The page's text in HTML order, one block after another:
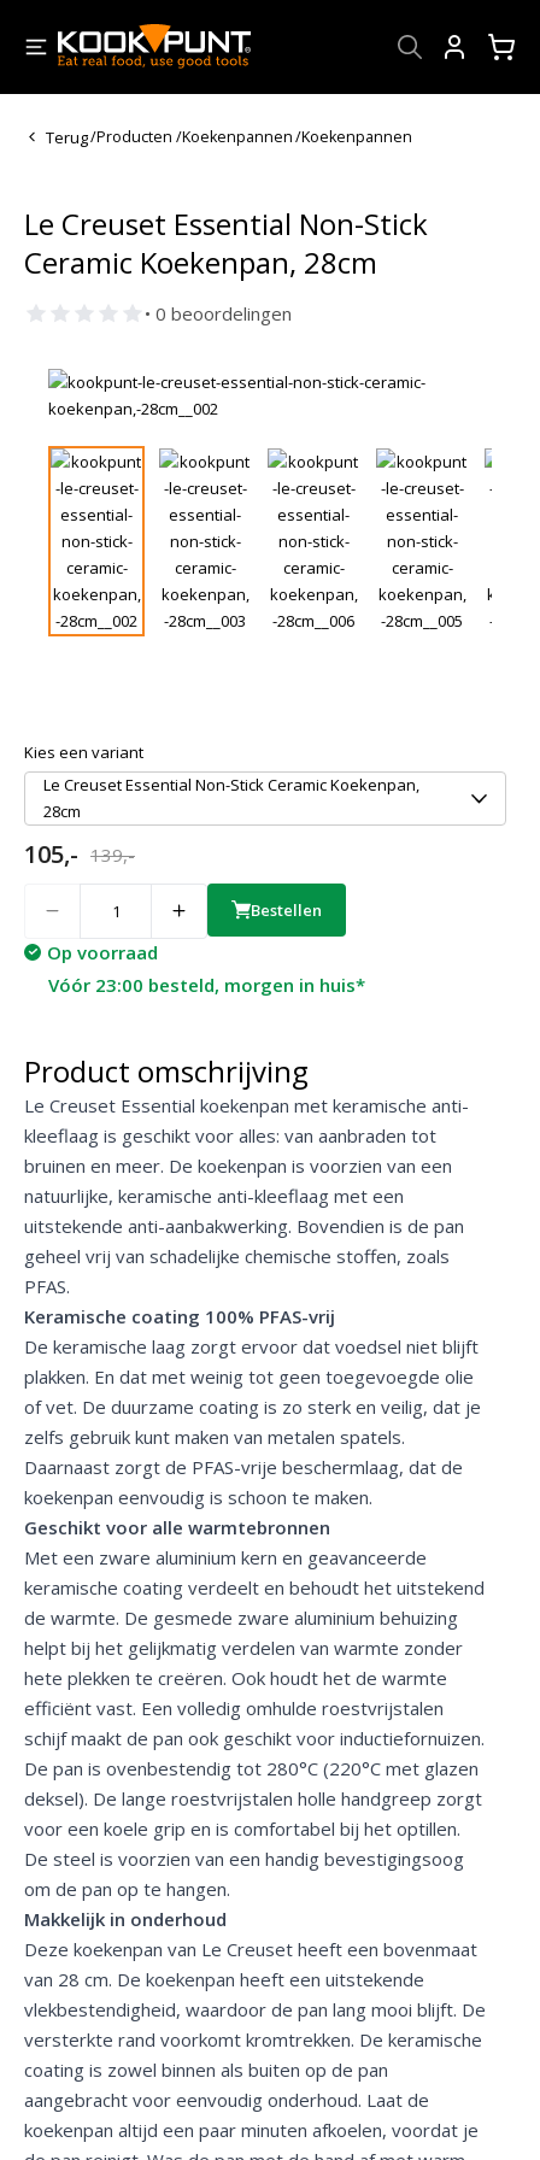
Terug/Producten /Koekenpannen/Koekenpannen
Le Creuset Essential Non-Stick
Ceramic Koekenpan, 28cm
• 0 beoordelingen
Kies een variant
Le Creuset Essential Non-Stick Ceramic Koekenpan,
28cm
105,- 139,-
Bestellen
Op voorraad
Vóór 23:00 besteld, morgen in huis*
Product omschrijving
Le Creuset Essential koekenpan met keramische anti-
kleeflaag is geschikt voor alles: van aanbraden tot
bruinen en meer. De koekenpan is voorzien van een
natuurlijke, keramische anti-kleeflaag met een
uitstekende anti-aanbakwerking. Bovendien is de pan
geheel vrij van schadelijke chemische stoffen, zoals
PFAS.
Keramische coating 100% PFAS-vrij
De keramische laag zorgt ervoor dat voedsel niet blijft
plakken. En dat met weinig tot geen toegevoegde olie
of vet. De duurzame coating is zo sterk en veilig, dat je
zelfs gebruik kunt maken van metalen spatels.
Daarnaast zorgt de PFAS-vrije beschermlaag, dat de
koekenpan eenvoudig is schoon te maken.
Geschikt voor alle warmtebronnen
Met een zware aluminium kern en geavanceerde
keramische coating verdeelt en behoudt het uitstekend
de warmte. De gesmede zware aluminium behuizing
helpt bij het gelijkmatig verdelen van warmte zonder
hete plekken te creëren. Ook houdt het de warmte
efficiënt vast. Een volledig omhulde roestvrijstalen
schijf maakt de pan ook geschikt voor inductiefornuizen.
De pan is ovenbestendig tot 280°C (220°C met glazen
deksel). De lange roestvrijstalen holle handgreep zorgt
voor een koele grip en is comfortabel bij het optillen.
De steel is voorzien van een handig bevestigingsoog
om de pan op te hangen.
Makkelijk in onderhoud
Deze koekenpan van Le Creuset heeft een bovenmaat
van 28 cm. De koekenpan heeft een uitstekende
vlekbestendigheid, waardoor de pan lang mooi blijft. De
versterkte rand voorkomt kromtrekken. De keramische
coating is zowel binnen als buiten op de pan
aangebracht voor eenvoudig onderhoud. Laat de
koekenpan altijd een paar minuten afkoelen, voordat je